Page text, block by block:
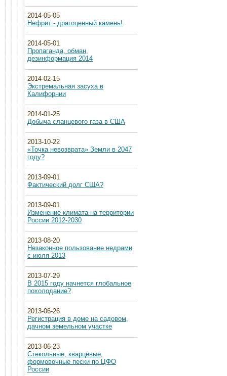
2014-05-05
Нефрит - драгоценный камень!
2014-05-01
Пропаганда, обман,
дезинформация 2014
2014-02-15
Экстремальная засуха в
Калифорнии
2014-01-25
Добыча сланцевого газа в США
2013-10-22
«Точка невозврата» Земли в 2047
году?
2013-09-01
Фактический долг США?
2013-09-01
Изменение климата на территории
России 2012-2030
2013-08-20
Незаконное пользование недрами
с июля 2013
2013-07-29
В 2015 году начнется глобальное
похолодание?
2013-06-26
Регистрация в доме на садовом,
дачном земельном участке
2013-06-23
Стекольные, кварцевые,
формовочные пески по ЦФО
России